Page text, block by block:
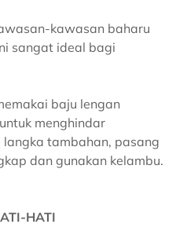
kawasan baharu
sangat ideal bagi
baju lengan
menghindar
tambahan, pasang
dan gunakan kelambu.
HATI